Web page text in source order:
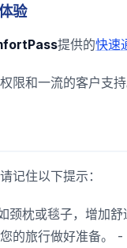
验
提供的快速
限和一流的客户支持
记住以下提示：
颈枕或毯子，增加
的旅行做好准备。 -